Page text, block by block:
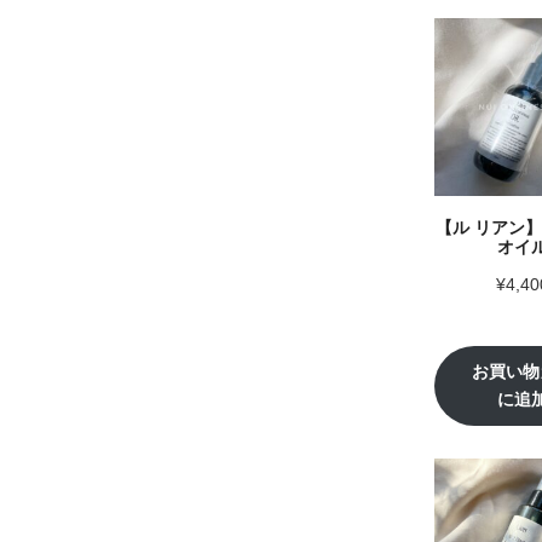
【ル リアン
オイ
¥
お買い
に追